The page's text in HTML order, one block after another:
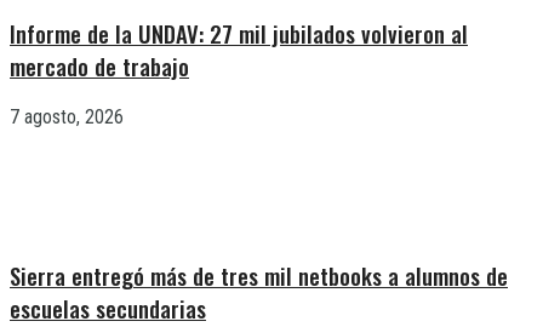
Informe de la UNDAV: 27 mil jubilados volvieron al
mercado de trabajo
7 agosto, 2026
Sierra entregó más de tres mil netbooks a alumnos de
escuelas secundarias